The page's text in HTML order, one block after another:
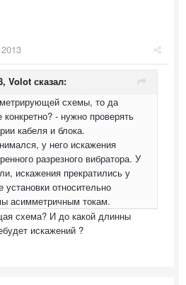
Volot сказал:
схемы, то да
- нужно проверять
кабеля и блока.
у него искажения
разрезного вибратора. У
искажения прекратились у
относительно
асимметричным токам.
схема? И до какой длинны
искажений ?